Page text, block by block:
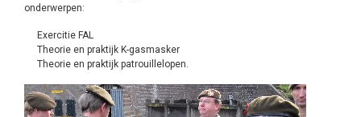
onderwerpen:
Exercitie FAL
Theorie en praktijk K-gasmasker
Theorie en praktijk patrouillelopen.